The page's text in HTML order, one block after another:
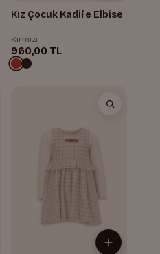
Kız Çocuk Kadife Elbise
Kırmızı
960,00 TL